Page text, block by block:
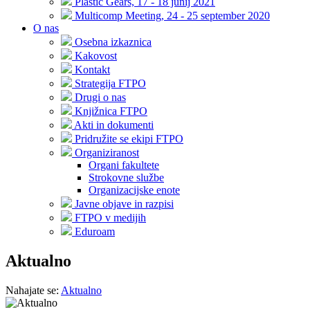
Multicomp Meeting, 24 - 25 september 2020
O nas
Osebna izkaznica
Kakovost
Kontakt
Strategija FTPO
Drugi o nas
Knjižnica FTPO
Akti in dokumenti
Pridružite se ekipi FTPO
Organiziranost
Organi fakultete
Strokovne službe
Organizacijske enote
Javne objave in razpisi
FTPO v medijih
Eduroam
Aktualno
Nahajate se: Aktualno